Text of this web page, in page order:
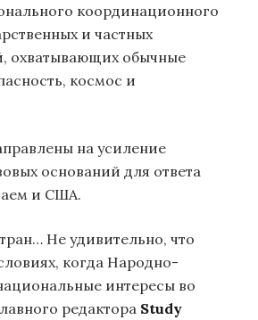
координационного
и частных
охватывающих обычные
космос и
на усиление
оснований для ответа
и США.
Не удивительно, что
когда Народно-
интересы во
редактора Study